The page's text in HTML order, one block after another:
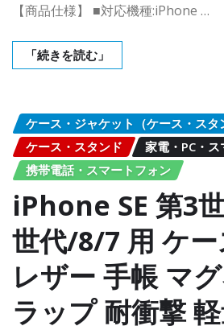
【商品仕様】 ■対応機種:iPhone …
「続きを読む」
ケース・ジャケット（ケース・スタ
ケース・スタンド
家電・PC・ス
携帯電話・スマートフォン
iPhone SE 第3
世代/8/7 用 ケ
レザー 手帳 マ
ラップ 耐衝撃